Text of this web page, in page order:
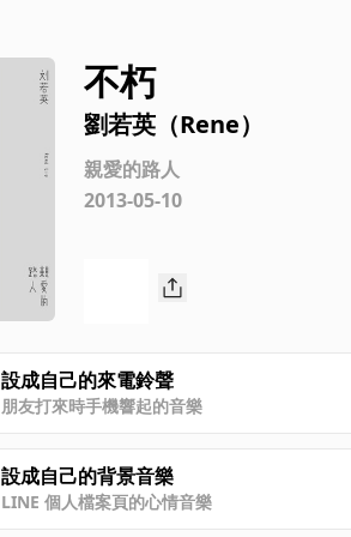
不朽
劉若英（Rene）
親愛的路人
2013-05-10
設成自己的來電鈴聲
朋友打來時手機響起的音樂
設成自己的背景音樂
LINE 個人檔案頁的心情音樂